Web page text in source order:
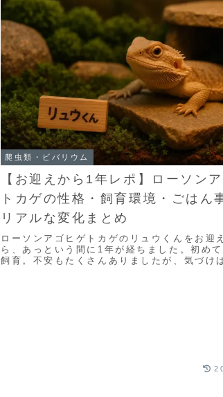
爬虫類・ビバリウム
【お迎えから1年レポ】ローソン
トカゲの性格・飼育環境・ごはん
リアルな変化まとめ
ローソンアゴヒゲトカゲのリュウくんをお迎
ら、あっという間に1年が経ちました。初め
飼育。不安もたくさんありましたが、気づけ